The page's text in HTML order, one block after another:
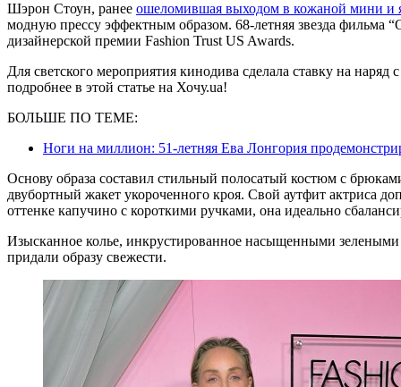
Шэрон Стоун, ранее ошеломившая выходом в кожаной мини и
модную прессу эффектным образом. 68-летняя звезда фильма
дизайнерской премии Fashion Trust US Awards.
Для светского мероприятия кинодива сделала ставку на
подробнее в этой статье на Хочу.ua!
БОЛЬШЕ ПО ТЕМЕ:
Ноги на миллион: 51-летняя Ева Лонгория
Основу образа составил стильный полосатый костюм с
двубортный жакет укороченного кроя. Свой аутфит актриса
оттенке капучино с короткими ручками, она идеально
Изысканное колье, инкрустированное насыщенными
придали образу свежести.